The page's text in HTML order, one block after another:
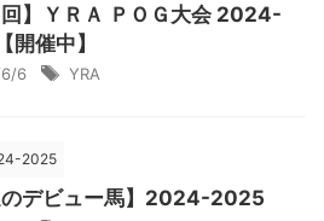
回】ＹＲＡ ＰＯＧ大会 2024-
催中】
6 YRA
2025
のデビュー馬】2024-2025